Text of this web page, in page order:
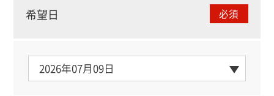
希望日 必須